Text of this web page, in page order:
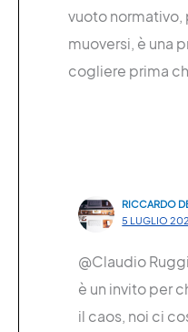
vuoto normativo,
muoversi, è una
cogliere prima
RICCARDO
5 LUGLIO
@Claudio
è un invito per
il caos, noi ci